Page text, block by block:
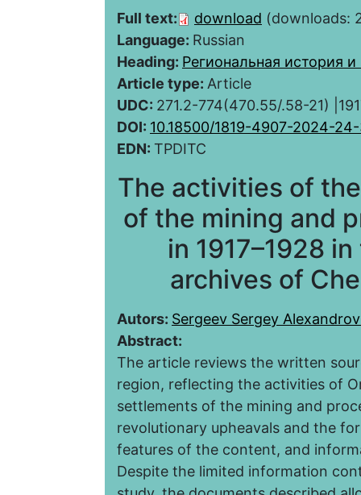
Full text: download (downloads:
Language: Russian
Heading: Региональная история
Article type: Article
UDC: 271.2-774(470.55/.58-21)
DOI: 10.18500/1819-4907-2024-
EDN: TPDITC
The activities of
of the mining and
in 1917–1928
archives of
Autors: Sergeev Sergey
Abstract:
The article reviews the written
region, reflecting the activities of
settlements of the mining and
revolutionary upheavals and the
features of the content, and
Despite the limited information